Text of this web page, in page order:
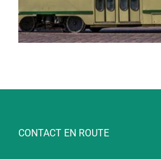
CONTACT EN ROUTE